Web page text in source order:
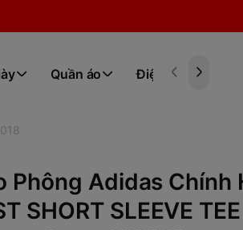
Quần áo Điện tử
Phông Adidas Chính
SHORT SLEEVE